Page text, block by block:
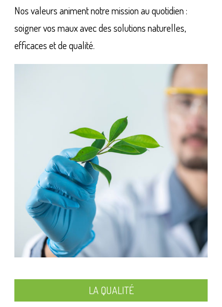
Nos valeurs animent notre mission au quotidien :
soigner vos maux avec des solutions naturelles,
efficaces et de qualité.
LA QUALITÉ